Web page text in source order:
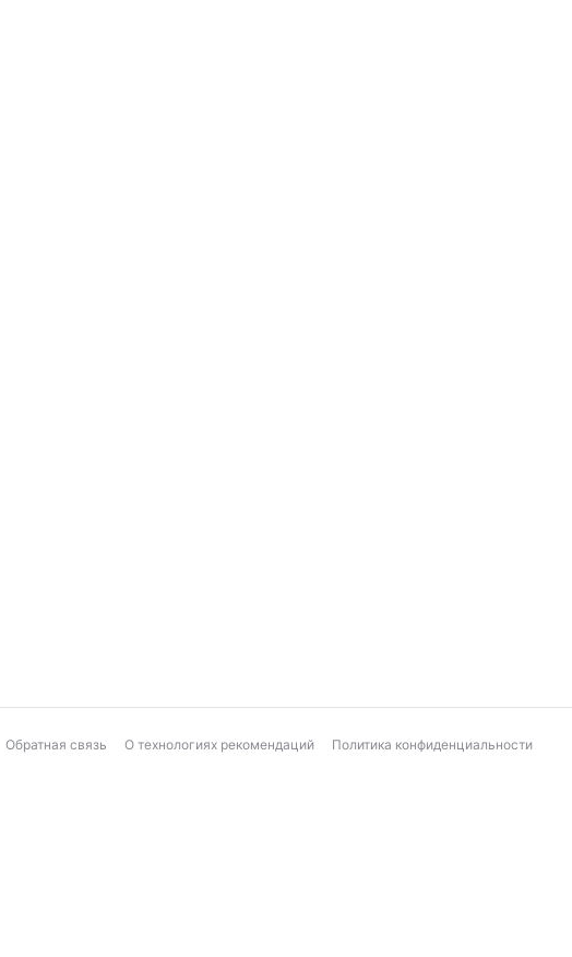
Обратная связь О технологиях рекомендаций Политика конфиденциальности